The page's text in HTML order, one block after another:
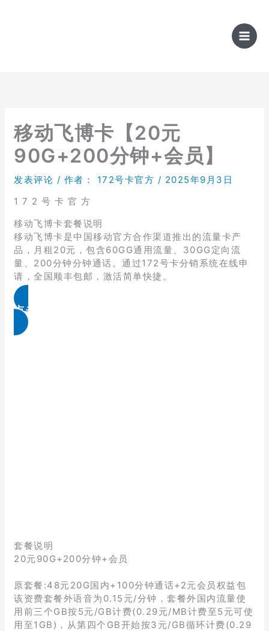
移动飞博卡【20元
90G+200分钟+会员】
发表评论 / 作者： 172号卡官方 / 2025年9月3日
1 7 2 号 卡 官 方
移动飞博卡套餐说明
移动飞博卡是中国移动官方合作渠道推出的流量卡产
品，月租20元，包含60GG通用流量、30GG定向流
量、200分钟分钟通话。通过172号卡分销系统在线申
请，全国顺丰包邮，激活简单快捷。
点击免费领取
套餐说明
20元90G+200分钟+会员
原套餐:48元20G国内+100分钟通话+2元会员权益包
该资费套餐外语音为0.15元/分钟，套餐外国内流量使
用前三个GB按5元/GB计费(0.29元/MB计费至5元可使
用至1GB)，从第四个GB开始按3元/GB循环计费(0.29